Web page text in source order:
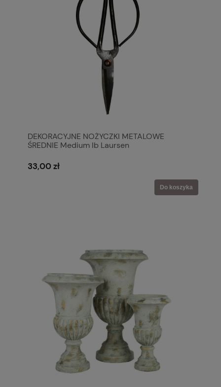
DEKORACYJNE NOŻYCZKI METALOWE
ŚREDNIE Medium Ib Laursen
33,00 zł
Do koszyka